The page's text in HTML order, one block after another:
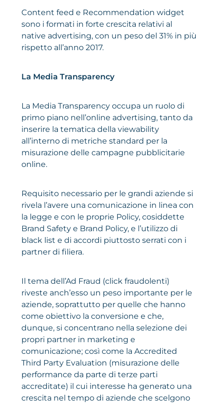
Content feed e Recommendation widget
sono i formati in forte crescita relativi al
native advertising, con un peso del 31% in più
rispetto all’anno 2017.
La Media Transparency
La Media Transparency occupa un ruolo di
primo piano nell’online advertising, tanto da
inserire la tematica della viewability
all’interno di metriche standard per la
misurazione delle campagne pubblicitarie
online.
Requisito necessario per le grandi aziende si
rivela l’avere una comunicazione in linea con
la legge e con le proprie Policy, cosiddette
Brand Safety e Brand Policy, e l’utilizzo di
black list e di accordi piuttosto serrati con i
partner di filiera.
Il tema dell’Ad Fraud (click fraudolenti)
riveste anch’esso un peso importante per le
aziende, soprattutto per quelle che hanno
come obiettivo la conversione e che,
dunque, si concentrano nella selezione dei
propri partner in marketing e
comunicazione; così come la Accredited
Third Party Evaluation (misurazione delle
performance da parte di terze parti
accreditate) il cui interesse ha generato una
crescita nel tempo di aziende che scelgono